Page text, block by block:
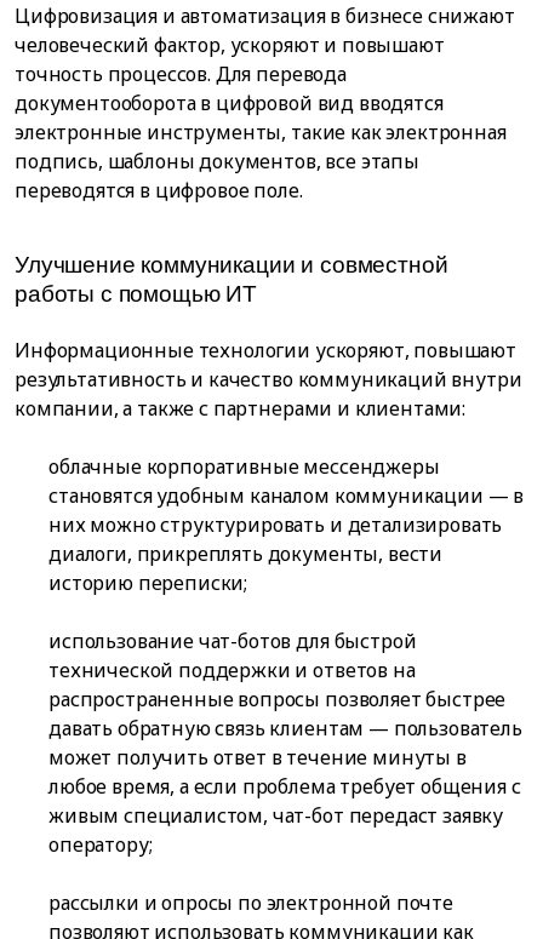
Цифровизация и автоматизация в бизнесе снижают
человеческий фактор, ускоряют и повышают
точность процессов. Для перевода
документооборота в цифровой вид вводятся
электронные инструменты, такие как электронная
подпись, шаблоны документов, все этапы
переводятся в цифровое поле.
Улучшение коммуникации и совместной
работы с помощью ИТ
Информационные технологии ускоряют, повышают
результативность и качество коммуникаций внутри
компании, а также с партнерами и клиентами:
облачные корпоративные мессенджеры
становятся удобным каналом коммуникации — в
них можно структурировать и детализировать
диалоги, прикреплять документы, вести
историю переписки;
использование чат-ботов для быстрой
технической поддержки и ответов на
распространенные вопросы позволяет быстрее
давать обратную связь клиентам — пользователь
может получить ответ в течение минуты в
любое время, а если проблема требует общения с
живым специалистом, чат-бот передаст заявку
оператору;
рассылки и опросы по электронной почте
позволяют использовать коммуникации как